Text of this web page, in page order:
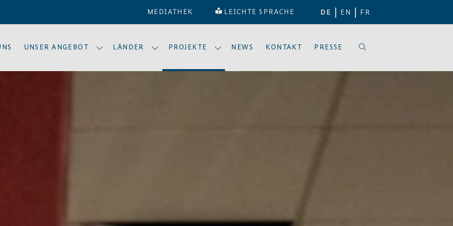
MEDIATHEK LEICHTE SPRACHE DE EN FR
UNSER ANGEBOT LÄNDER PROJEKTE NEWS KONTAKT PRESSE